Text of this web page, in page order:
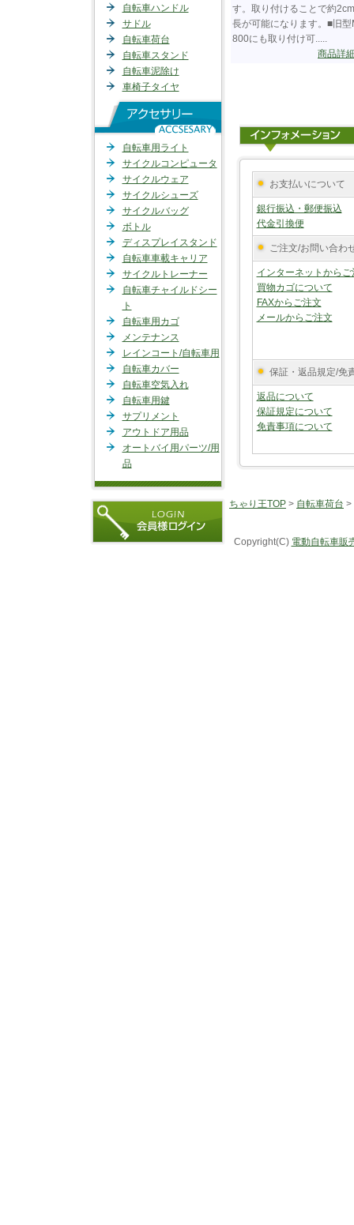
自転車ハンドル
サドル
自転車荷台
自転車スタンド
自転車泥除け
車椅子タイヤ
自転車用ライト
サイクルコンピュータ
サイクルウェア
サイクルシューズ
サイクルバッグ
ボトル
ディスプレイスタンド
自転車車載キャリア
サイクルトレーナー
自転車チャイルドシー
ト
自転車用カゴ
メンテナンス
レインコート/自転車用
自転車カバー
自転車空気入れ
自転車用鍵
サプリメント
アウトドア用品
オートバイ用パーツ/用
品
す。取り付けることで約
長が可能になります。■旧型
800にも取り付け可.....
商品詳
お支払いについて
銀行振込・郵便振込
代金引換便
ご注文/お問い合わ
インターネットからご
買物カゴについて
FAXからご注文
メールからご注文
保証・返品規定/免
返品について
保証規定について
免責事項について
ちゃり王TOP > 自転車荷台 >
Copyright(C) 電動自転車販